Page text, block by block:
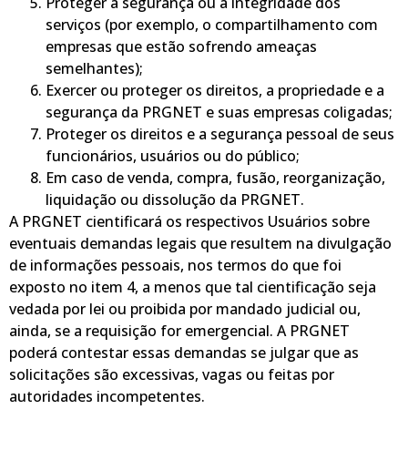
serviços (por exemplo, o compartilhamento com
empresas que estão sofrendo ameaças
semelhantes);
Exercer ou proteger os direitos, a propriedade e a
segurança da PRGNET e suas empresas coligadas;
Proteger os direitos e a segurança pessoal de seus
funcionários, usuários ou do público;
Em caso de venda, compra, fusão, reorganização,
liquidação ou dissolução da PRGNET.
A PRGNET cientificará os respectivos Usuários sobre
eventuais demandas legais que resultem na divulgação
de informações pessoais, nos termos do que foi
exposto no item 4, a menos que tal cientificação seja
vedada por lei ou proibida por mandado judicial ou,
ainda, se a requisição for emergencial. A PRGNET
poderá contestar essas demandas se julgar que as
solicitações são excessivas, vagas ou feitas por
autoridades incompetentes.